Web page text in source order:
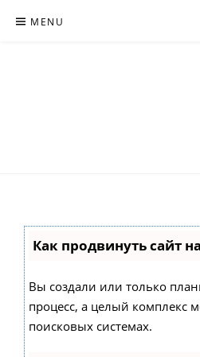
MENU
Как продвинуть сайт
Вы создали или только
процесс, а целый комплекс
поисковых системах.